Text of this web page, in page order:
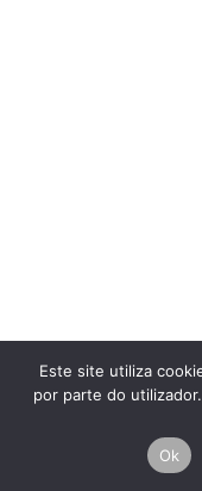
Este site utiliza
por parte do
Ok